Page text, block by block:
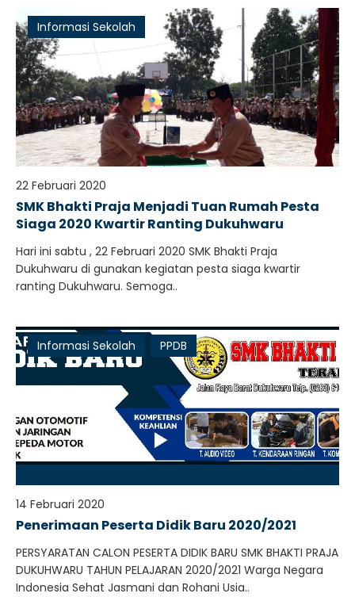
Informasi Sekolah
22 Februari 2020
SMK Bhakti Praja Menjadi Tuan Rumah Pesta
Siaga 2020 Kwartir Ranting Dukuhwaru
Hari ini sabtu , 22 Februari 2020 SMK Bhakti Praja
Dukuhwaru di gunakan kegiatan pesta siaga kwartir
ranting Dukuhwaru. Semoga..
Informasi Sekolah PPDB
14 Februari 2020
Penerimaan Peserta Didik Baru 2020/2021
PERSYARATAN CALON PESERTA DIDIK BARU SMK BHAKTI PRAJA
DUKUHWARU TAHUN PELAJARAN 2020/2021 Warga Negara
Indonesia Sehat Jasmani dan Rohani Usia..